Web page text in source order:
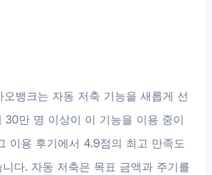
뱅크는 자동 저축 기능을 새롭게 선
30만 명 이상이 이 기능을 이용 중이
이용 후기에서 4.9점의 최고 만족도
다. 자동 저축은 목표 금액과 주기를